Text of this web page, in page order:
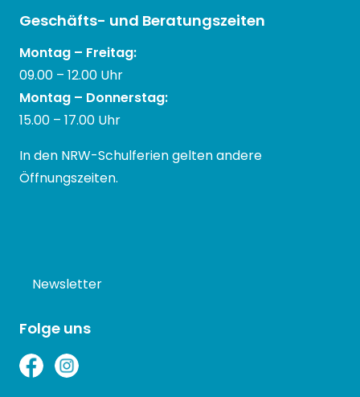
Geschäfts- und Beratungszeiten
Montag – Freitag:
09.00 – 12.00 Uhr
Montag – Donnerstag:
15.00 – 17.00 Uhr
In den NRW-Schulferien gelten andere
Öffnungszeiten.
Newsletter
Folge uns